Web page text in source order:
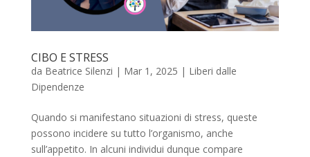
CIBO E STRESS
da Beatrice Silenzi | Mar 1, 2025 | Liberi dalle
Dipendenze
Quando si manifestano situazioni di stress, queste
possono incidere su tutto l’organismo, anche
sull’appetito. In alcuni individui dunque compare